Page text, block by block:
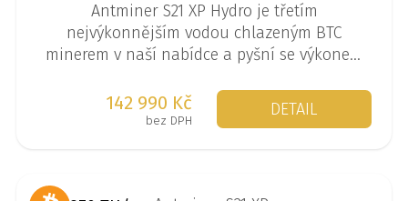
Antminer S21 XP Hydro je třetím
nejvýkonnějším vodou chlazeným BTC
minerem v naší nabídce a pyšní se výkonem
142 990 Kč
bez DPH
DETAIL